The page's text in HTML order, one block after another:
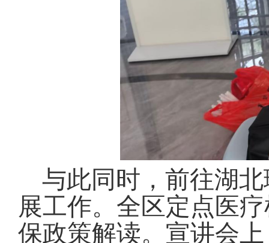
与此同时，前往湖
展工作。全区定点医
保政策解读。宣讲会